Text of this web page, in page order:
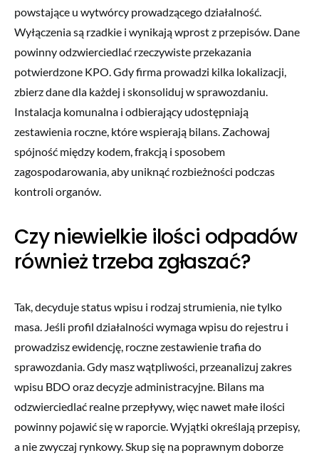
powstające u wytwórcy prowadzącego działalność.
Wyłączenia są rzadkie i wynikają wprost z przepisów. Dane
powinny odzwierciedlać rzeczywiste przekazania
potwierdzone KPO. Gdy firma prowadzi kilka lokalizacji,
zbierz dane dla każdej i skonsoliduj w sprawozdaniu.
Instalacja komunalna i odbierający udostępniają
zestawienia roczne, które wspierają bilans. Zachowaj
spójność między kodem, frakcją i sposobem
zagospodarowania, aby uniknąć rozbieżności podczas
kontroli organów.
Czy niewielkie ilości odpadów
również trzeba zgłaszać?
Tak, decyduje status wpisu i rodzaj strumienia, nie tylko
masa. Jeśli profil działalności wymaga wpisu do rejestru i
prowadzisz ewidencję, roczne zestawienie trafia do
sprawozdania. Gdy masz wątpliwości, przeanalizuj zakres
wpisu BDO oraz decyzje administracyjne. Bilans ma
odzwierciedlać realne przepływy, więc nawet małe ilości
powinny pojawić się w raporcie. Wyjątki określają przepisy,
a nie zwyczaj rynkowy. Skup się na poprawnym doborze